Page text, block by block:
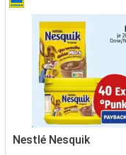
Nestlé Nesquik